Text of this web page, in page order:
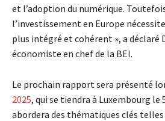
et l’adoption du numérique.
l’investissement en Europe
plus intégré et cohérent », a déclaré
économiste en chef de la BEI.
Le prochain rapport sera présenté
2025, qui se tiendra à Luxembourg le
abordera des thématiques clés